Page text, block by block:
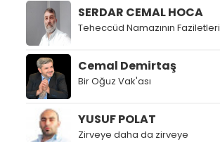
SERDAR CEMAL HOCA
Teheccüd Namazının Faziletleri
Cemal Demirtaş
Bir Oğuz Vak'ası
YUSUF POLAT
Zirveye daha da zirveye